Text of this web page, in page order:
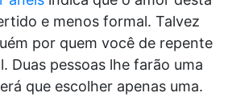
e menos formal. Talvez
por quem você de repente
Duas pessoas lhe farão uma
que escolher apenas uma.